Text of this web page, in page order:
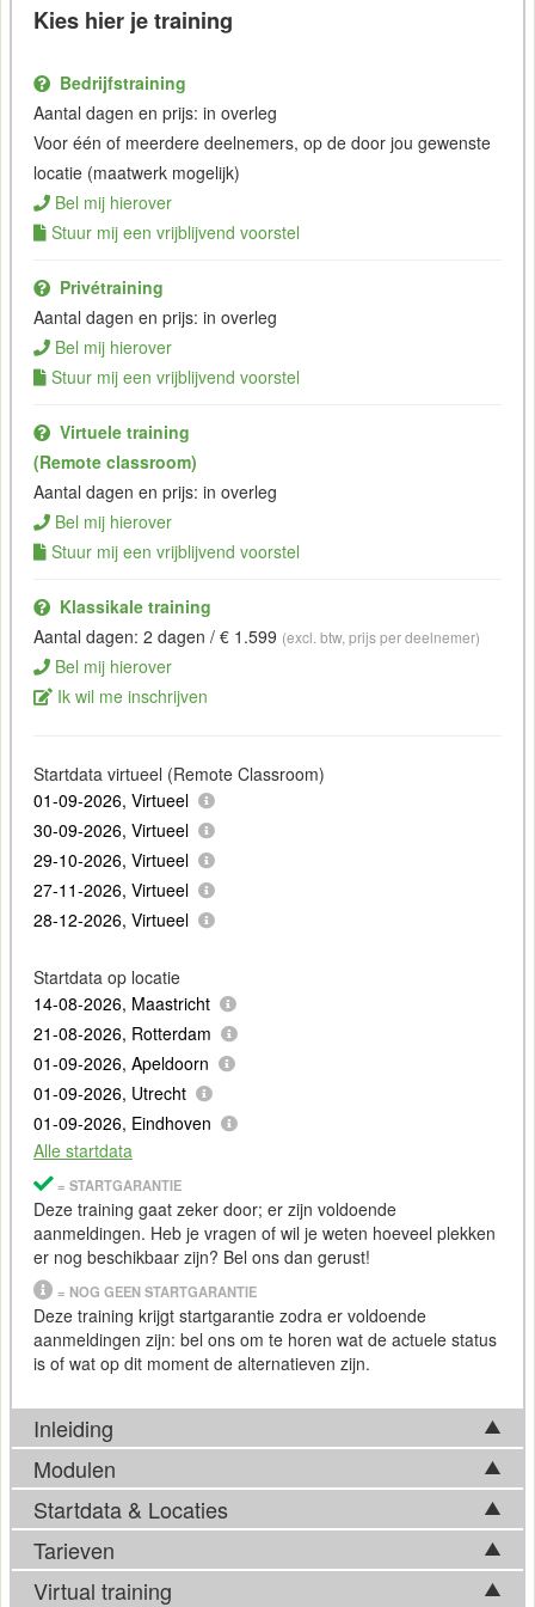
Kies hier je training
Bedrijfstraining
Aantal dagen en prijs: in overleg
Voor één of meerdere deelnemers, op de door jou gewenste
locatie (maatwerk mogelijk)
Bel mij hierover
Stuur mij een vrijblijvend voorstel
Privétraining
Aantal dagen en prijs: in overleg
Bel mij hierover
Stuur mij een vrijblijvend voorstel
Virtuele training
(Remote classroom)
Aantal dagen en prijs: in overleg
Bel mij hierover
Stuur mij een vrijblijvend voorstel
Klassikale training
Aantal dagen: 2 dagen / € 1.599 (excl. btw, prijs per deelnemer)
Bel mij hierover
Ik wil me inschrijven
Startdata virtueel (Remote Classroom)
01-09-2026, Virtueel
30-09-2026, Virtueel
29-10-2026, Virtueel
27-11-2026, Virtueel
28-12-2026, Virtueel
Startdata op locatie
14-08-2026, Maastricht
21-08-2026, Rotterdam
01-09-2026, Apeldoorn
01-09-2026, Utrecht
01-09-2026, Eindhoven
Alle startdata
= STARTGARANTIE
Deze training gaat zeker door; er zijn voldoende
aanmeldingen. Heb je vragen of wil je weten hoeveel plekken
er nog beschikbaar zijn? Bel ons dan gerust!
= NOG GEEN STARTGARANTIE
Deze training krijgt startgarantie zodra er voldoende
aanmeldingen zijn: bel ons om te horen wat de actuele status
is of wat op dit moment de alternatieven zijn.
Inleiding
SPSSis een krachtige softwaretoepassing die wijdverbreid
wordt gebruikt voor statistische analyses en datamanipulatie.
SPSS biedt onderzoekers, analisten en wetenschappers een
gebruiksvriendelijke interface voor het verkennen, analyseren
enpresenterenvan gegevens.
Modulen
Tijdens de Training SPSS komen in basis onderstaande
onderwerpen aan bod. Afhankelijk van ontwikkelingen op het
vakgebied, kan de feitelijke trainingsinhoud hier echter van
afwijken. Bel ons gerust voor meer informatie over de actuele
Startdata & Locaties
Kies uit 6 locatie(s) in Nederland. Ook beschikbaar in
Antwerpen.
Tarieven
Virtual training